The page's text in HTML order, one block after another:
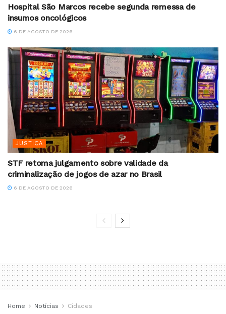
Hospital São Marcos recebe segunda remessa de
insumos oncológicos
6 DE AGOSTO DE 2026
JUSTIÇA
STF retoma julgamento sobre validade da
criminalização de jogos de azar no Brasil
6 DE AGOSTO DE 2026
Home Notícias Cidades